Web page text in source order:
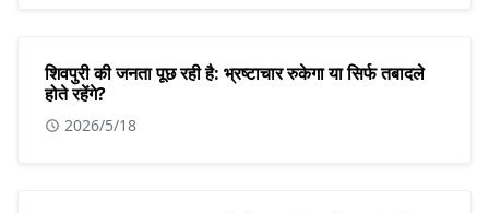
शिवपुरी की जनता पूछ रही है: भ्रष्टाचार रुकेगा या सिर्फ तबादले
होते रहेंगे?
2026/5/18